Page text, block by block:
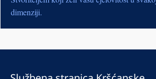
dimenziji.